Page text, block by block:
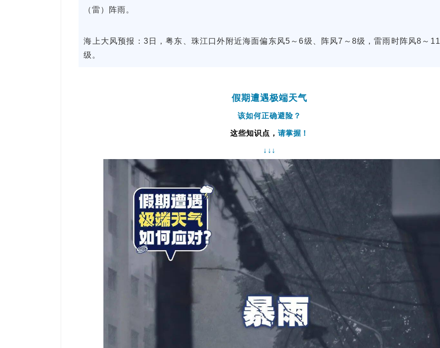
（雷）阵雨。
海上大风预报：3日，粤东、珠江口外附近海面偏东风5～6级、阵风7～8级，雷雨时阵风8～11
级。
假期遭遇极端天气
该如何正确避险？
这些知识点， 请掌握！
↓ ↓ ↓